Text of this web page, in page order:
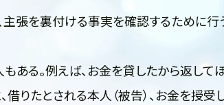
張を裏付ける事実を確認するために行
る。例えば、お金を貸したから返して
借りたとされる本人（被告）、お金を授受